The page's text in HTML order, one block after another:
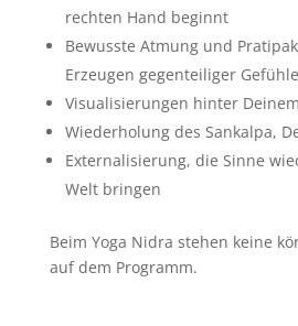
rechten Hand beginnt
Bewusste Atmung und
Erzeugen gegenteiliger Gefühle
Visualisierungen hinter
Wiederholung des Sankalpa,
Externalisierung, die Sinne
Welt bringen
Beim Yoga Nidra stehen keine
auf dem Programm.